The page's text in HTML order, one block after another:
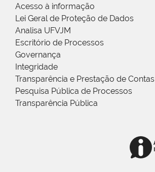
Acesso à informação
Lei Geral de Proteção de Dados
Analisa UFVJM
Escritório de Processos
Governança
Integridade
Transparência e Prestação de Contas
Pesquisa Pública de Processos
Transparência Pública